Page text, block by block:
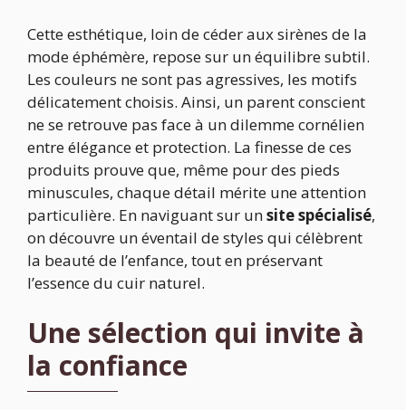
Cette esthétique, loin de céder aux sirènes de la
mode éphémère, repose sur un équilibre subtil.
Les couleurs ne sont pas agressives, les motifs
délicatement choisis. Ainsi, un parent conscient
ne se retrouve pas face à un dilemme cornélien
entre élégance et protection. La finesse de ces
produits prouve que, même pour des pieds
minuscules, chaque détail mérite une attention
particulière. En naviguant sur unsite spécialisé,
on découvre un éventail de styles qui célèbrent
la beauté de l’enfance, tout en préservant
l’essence du cuir naturel.
Une sélection qui invite à
la confiance